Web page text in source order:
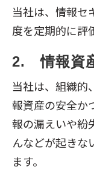
当社は、情報セ
度を定期的に評
2.　情報資
当社は、組織的
報資産の安全か
報の漏えいや紛
んなどが起きな
ます。